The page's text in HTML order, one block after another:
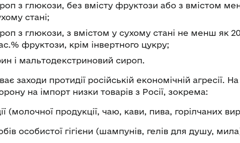
з глюкози, без вмісту фруктози або з вмістом
стані;
з глюкози, з вмістом у сухому стані не менш як
фруктози, крім інвертного цукру;
і мальтодекстриновий сироп.
заходи протидії російській економічній агресії.
на імпорт низки товарів з Росії, зокрема:
(молочної продукції, чаю, кави, пива, горілчаних
особистої гігієни (шампунів, гелів для душу,